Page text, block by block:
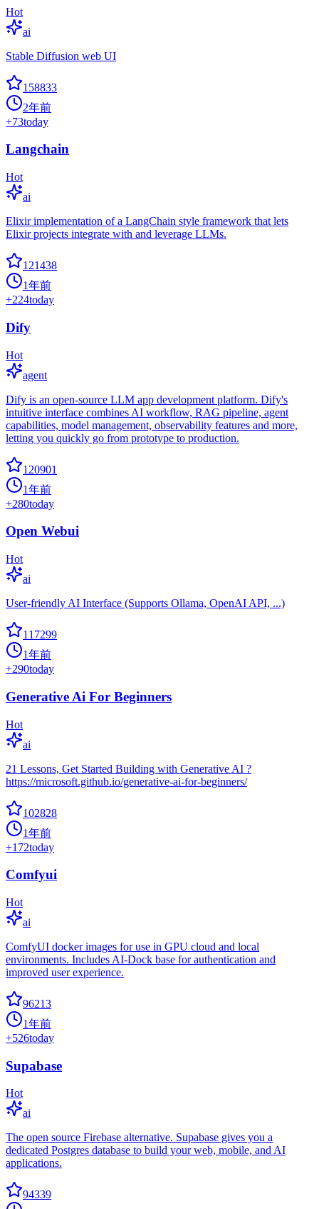
Hot
ai
Stable Diffusion web UI
158833
2年前
+73today
Langchain
Hot
ai
Elixir implementation of a LangChain style framework that lets
Elixir projects integrate with and leverage LLMs.
121438
1年前
+224today
Dify
Hot
agent
Dify is an open-source LLM app development platform. Dify's
intuitive interface combines AI workflow, RAG pipeline, agent
capabilities, model management, observability features and more,
letting you quickly go from prototype to production.
120901
1年前
+280today
Open Webui
Hot
ai
User-friendly AI Interface (Supports Ollama, OpenAI API, ...)
117299
1年前
+290today
Generative Ai For Beginners
Hot
ai
21 Lessons, Get Started Building with Generative AI ?
https://microsoft.github.io/generative-ai-for-beginners/
102828
1年前
+172today
Comfyui
Hot
ai
ComfyUI docker images for use in GPU cloud and local
environments. Includes AI-Dock base for authentication and
improved user experience.
96213
1年前
+526today
Supabase
Hot
ai
The open source Firebase alternative. Supabase gives you a
dedicated Postgres database to build your web, mobile, and AI
applications.
94339